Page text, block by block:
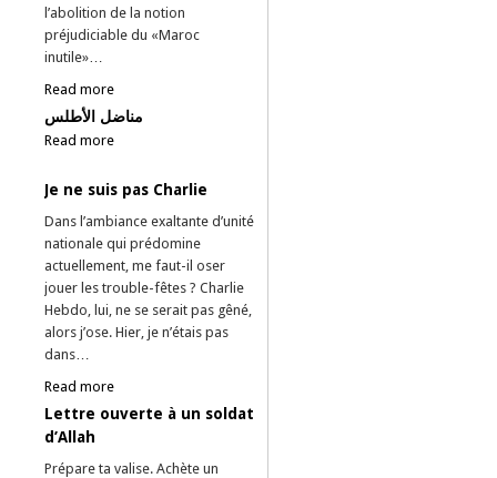
l’abolition de la notion
préjudiciable du «Maroc
inutile»…
Read more
مناضل الأطلس
Read more
Je ne suis pas Charlie
Dans l’ambiance exaltante d’unité
nationale qui prédomine
actuellement, me faut-il oser
jouer les trouble-fêtes ? Charlie
Hebdo, lui, ne se serait pas gêné,
alors j’ose. Hier, je n’étais pas
dans…
Read more
Lettre ouverte à un soldat
d’Allah
Prépare ta valise. Achète un